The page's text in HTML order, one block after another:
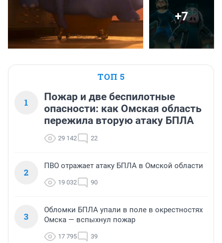
+7
ТОП 5
1
Пожар и две беспилотные
опасности: как Омская область
пережила вторую атаку БПЛА
29 142 22
2
ПВО отражает атаку БПЛА в Омской области
19 032 90
3
Обломки БПЛА упали в поле в окрестностях
Омска — вспыхнул пожар
17 795 39